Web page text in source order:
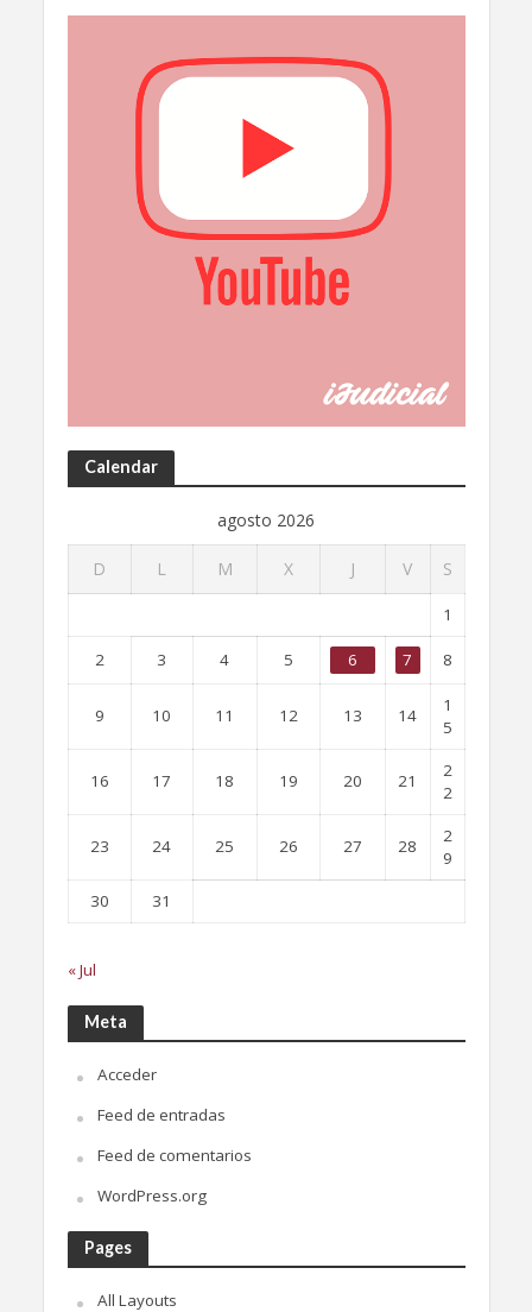
Calendar
agosto 2026
D L M X J V S
1
2 3 4 5 6 7 8
9 10 11 12 13 14
1
5
16 17 18 19 20 21
2
2
23 24 25 26 27 28
2
9
30
31
« Jul
Meta
Acceder
Feed de entradas
Feed de comentarios
WordPress.org
Pages
All Layouts